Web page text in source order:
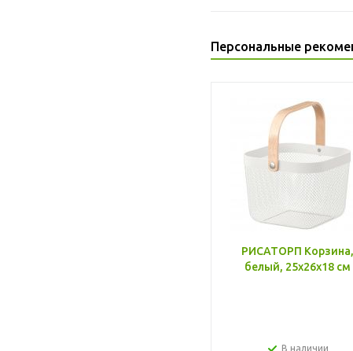
Персональные
РИСАТОРП Корзина,
белый, 25x26x18 см
В наличии